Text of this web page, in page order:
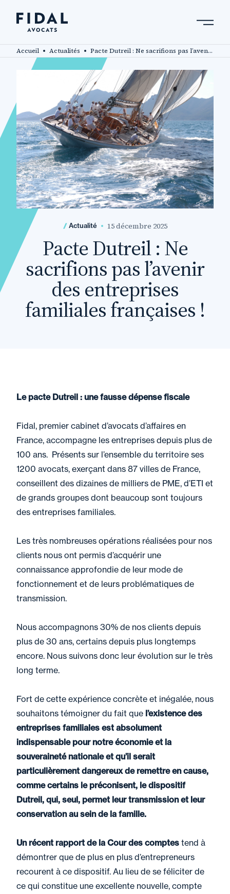
contenu
principal
Accueil Actualités Pacte Dutreil : Ne sacrifions pas l’avenir des entreprises familiales françaises !
Actualité 15 décembre 2025
Pacte Dutreil : Ne
sacrifions pas l’avenir
des entreprises
familiales françaises !
Le pacte Dutreil : une fausse dépense fiscale
Fidal, premier cabinet d’avocats d’affaires en
France, accompagne les entreprises depuis plus de
100 ans. Présents sur l’ensemble du territoire ses
1200 avocats, exerçant dans 87 villes de France,
conseillent des dizaines de milliers de PME, d’ETI et
de grands groupes dont beaucoup sont toujours
des entreprises familiales.
Les très nombreuses opérations réalisées pour nos
clients nous ont permis d’acquérir une
connaissance approfondie de leur mode de
fonctionnement et de leurs problématiques de
transmission.
Nous accompagnons 30% de nos clients depuis
plus de 30 ans, certains depuis plus longtemps
encore. Nous suivons donc leur évolution sur le très
long terme.
Fort de cette expérience concrète et inégalée, nous
souhaitons témoigner du fait que l’existence des
entreprises familiales est absolument
indispensable pour notre économie et la
souveraineté nationale et qu’il serait
particulièrement dangereux de remettre en cause,
comme certains le préconisent, le dispositif
Dutreil, qui, seul, permet leur transmission et leur
conservation au sein de la famille.
Un récent rapport de la Cour des comptes tend à
démontrer que de plus en plus d’entrepreneurs
recourent à ce dispositif. Au lieu de se féliciter de
ce qui constitue une excellente nouvelle, compte